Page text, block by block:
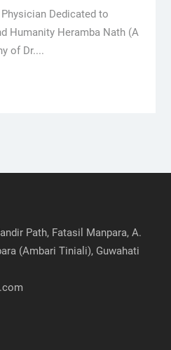
Dedicated to
Humanity Heramba Nath (A
of Dr....
Path, Fatasil Manpara, A.
(Ambari Tiniali), Guwahati